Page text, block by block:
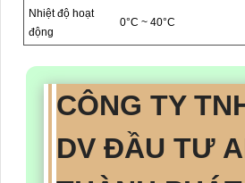
Nhiệt độ hoạt
động
0°C ~ 40°C
CÔNG TY
DV ĐẦU TƯ